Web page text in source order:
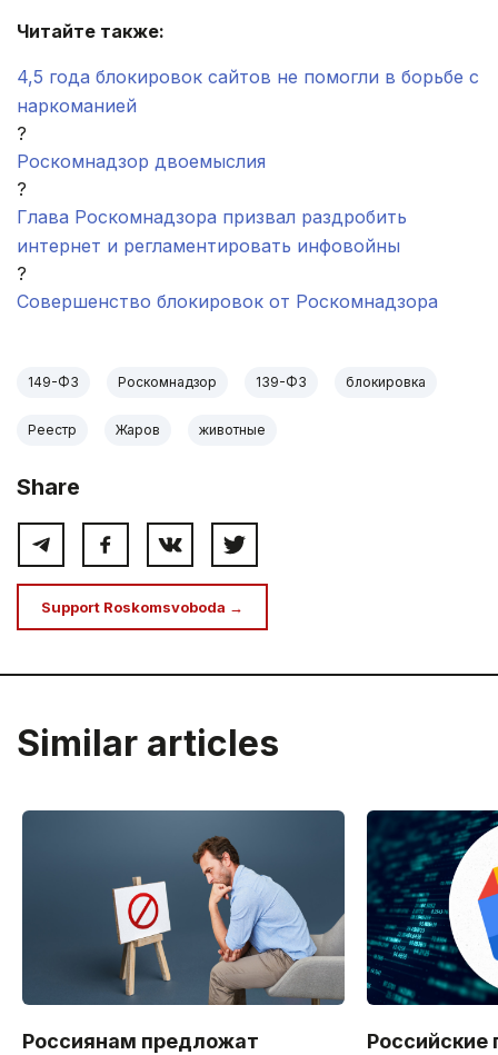
Читайте также:
4,5 года блокировок сайтов не помогли в борьбе с
наркоманией
?
Роскомнадзор двоемыслия
?
Глава Роскомнадзора призвал раздробить
интернет и регламентировать инфовойны
?
Совершенство блокировок от Роскомнадзора
149-ФЗ Роскомнадзор 139-ФЗ блокировка
Реестр Жаров животные
Share
Support Roskomsvoboda →
Similar articles
Россиянам предложат
Российские